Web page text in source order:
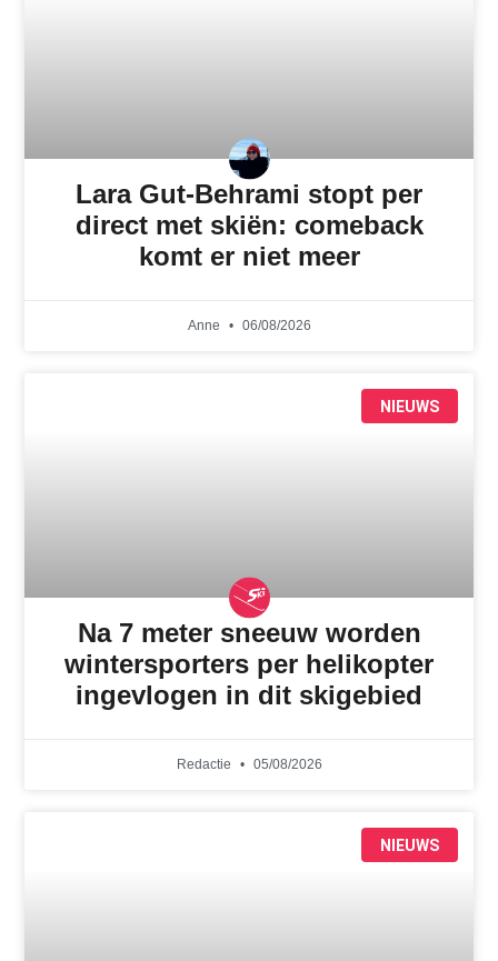
Lara Gut-Behrami stopt per
direct met skiën: comeback
komt er niet meer
Anne 06/08/2026
NIEUWS
Na 7 meter sneeuw worden
wintersporters per helikopter
ingevlogen in dit skigebied
Redactie 05/08/2026
NIEUWS